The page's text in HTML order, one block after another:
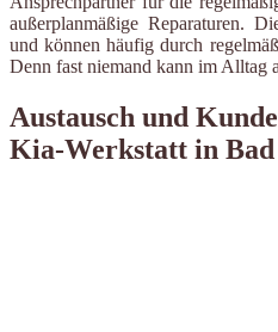
außerplanmäßige Reparaturen.
und können häufig durch
Denn fast niemand kann im Alltag
Austausch und
Kia-Werkstatt in Bad